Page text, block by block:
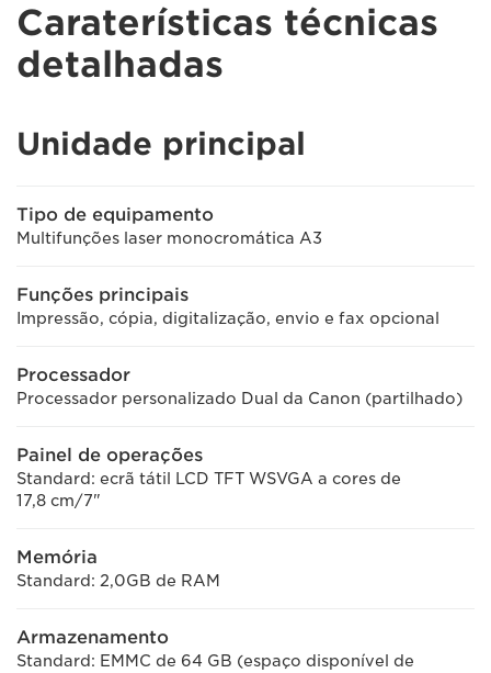
Caraterísticas técnicas
detalhadas
Unidade principal
Tipo de equipamento
Multifunções laser monocromática A3
Funções principais
Impressão, cópia, digitalização, envio e fax opcional
Processador
Processador personalizado Dual da Canon (partilhado)
Painel de operações
Standard: ecrã tátil LCD TFT WSVGA a cores de
17,8 cm/7"
Memória
Standard: 2,0GB de RAM
Armazenamento
Standard: EMMC de 64 GB (espaço disponível de